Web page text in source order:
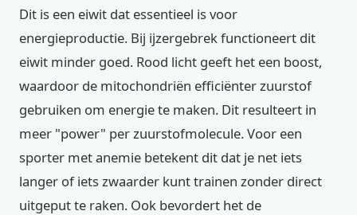
Dit is een eiwit dat essentieel is voor
energieproductie. Bij ijzergebrek functioneert dit
eiwit minder goed. Rood licht geeft het een boost,
waardoor de mitochondriën efficiënter zuurstof
gebruiken om energie te maken. Dit resulteert in
meer "power" per zuurstofmolecule. Voor een
sporter met anemie betekent dit dat je net iets
langer of iets zwaarder kunt trainen zonder direct
uitgeput te raken. Ook bevordert het de